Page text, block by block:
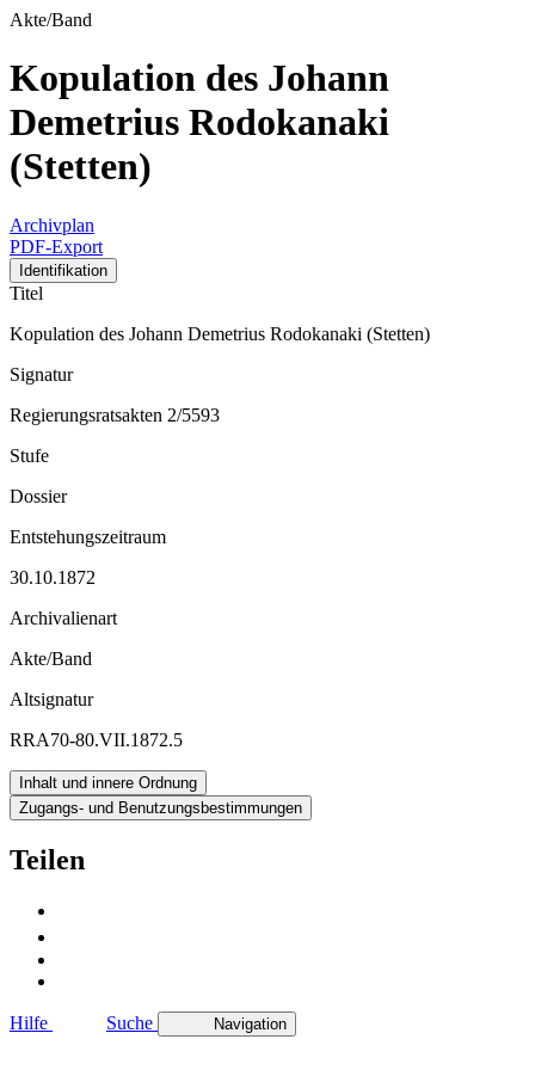
Akte/Band
Kopulation des Johann
Demetrius Rodokanaki
(Stetten)
Archivplan
PDF-Export
Identifikation
Titel
Kopulation des Johann Demetrius Rodokanaki (Stetten)
Signatur
Regierungsratsakten 2/5593
Stufe
Dossier
Entstehungszeitraum
30.10.1872
Archivalienart
Akte/Band
Altsignatur
RRA70-80.VII.1872.5
Inhalt und innere Ordnung
Zugangs- und Benutzungsbestimmungen
Teilen
Hilfe Suche Navigation